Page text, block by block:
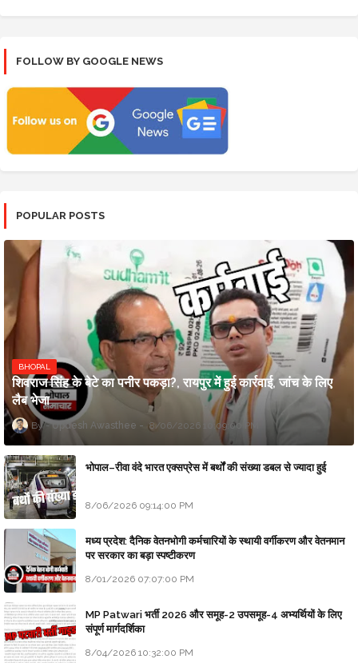
FOLLOW BY GOOGLE NEWS
POPULAR POSTS
BHOPAL
शिवराज सिंह के बेटे का पनीर पकड़ा?, रायपुर में हुई कार्रवाई, जांच के लिए
लैब भेजा
Updesh Awasthee 8/06/2026 10:09:00 PM
भोपाल–रीवा वंदे भारत एक्सप्रेस में बर्थों की संख्या डबल से ज्यादा हुई
8/06/2026 09:14:00 PM
मध्य प्रदेश: दैनिक वेतनभोगी कर्मचारियों के स्थायी वर्गीकरण और वेतनमान
पर सरकार का बड़ा स्पष्टीकरण
8/01/2026 07:07:00 PM
MP Patwari भर्ती 2026 और समूह-2 उपसमूह-4 अभ्यर्थियों के लिए
संपूर्ण मार्गदर्शिका
8/04/2026 10:32:00 PM